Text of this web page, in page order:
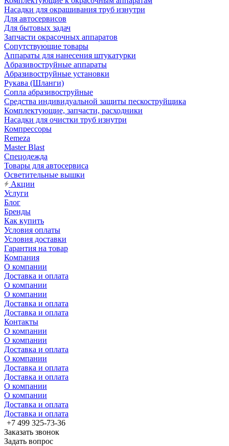
Насадки для окрашивания труб изнутри
Для автосервисов
Для бытовых задач
Запчасти окрасочных аппаратов
Сопутствующие товары
Аппараты для нанесения штукатурки
Aбразивоструйные аппараты
Абразивоструйные установки
Рукава (Шланги)
Сопла абразивоструйные
Средства индивидуальной защиты пескоструйщика
Комплектующие, запчасти, расходники
Насадки для очистки труб изнутри
Компрессоры
Remeza
Master Blast
Спецодежда
Товары для автосервиса
Осветительные вышки
Акции
Услуги
Блог
Бренды
Как купить
Условия оплаты
Условия доставки
Гарантия на товар
Компания
О компании
Доставка и оплата
О компании
О компании
Доставка и оплата
Доставка и оплата
Контакты
О компании
О компании
Доставка и оплата
О компании
Доставка и оплата
Доставка и оплата
О компании
О компании
Доставка и оплата
Доставка и оплата
+7 499 325-73-36
Заказать звонок
Задать вопрос